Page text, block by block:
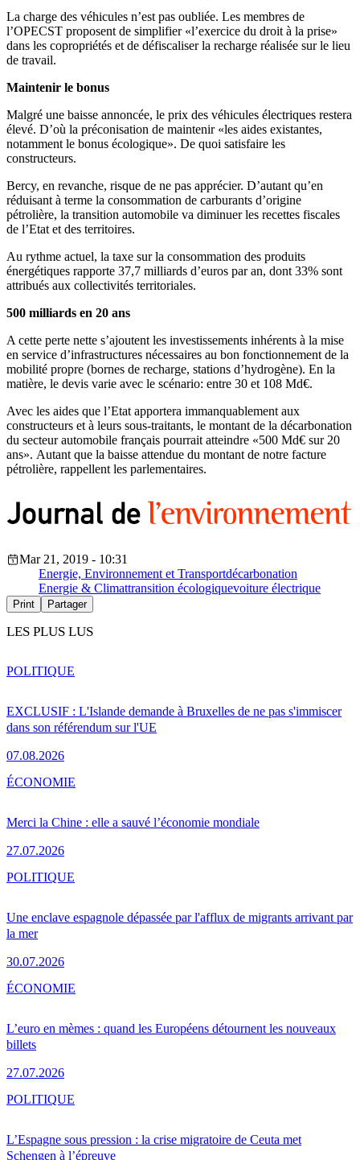
La charge des véhicules n’est pas oubliée. Les membres de
l’OPECST proposent de simplifier «l’exercice du droit à la prise»
dans les copropriétés et de défiscaliser la recharge réalisée sur le lieu
de travail.
Maintenir le bonus
Malgré une baisse annoncée, le prix des véhicules électriques restera
élevé. D’où la préconisation de maintenir «les aides existantes,
notamment le bonus écologique». De quoi satisfaire les
constructeurs.
Bercy, en revanche, risque de ne pas apprécier. D’autant qu’en
réduisant à terme la consommation de carburants d’origine
pétrolière, la transition automobile va diminuer les recettes fiscales
de l’Etat et des territoires.
Au rythme actuel, la taxe sur la consommation des produits
énergétiques rapporte 37,7 milliards d’euros par an, dont 33% sont
attribués aux collectivités territoriales.
500 milliards en 20 ans
A cette perte nette s’ajoutent les investissements inhérents à la mise
en service d’infrastructures nécessaires au bon fonctionnement de la
mobilité propre (bornes de recharge, stations d’hydrogène). En la
matière, le devis varie avec le scénario: entre 30 et 108 Md€.
Avec les aides que l’Etat apportera immanquablement aux
constructeurs et à leurs sous-traitants, le montant de la décarbonation
du secteur automobile français pourrait atteindre «500 Md€ sur 20
ans». Autant que la baisse attendue du montant de notre facture
pétrolière, rappellent les parlementaires.
Mar 21, 2019 - 10:31
Energie, Environnement et Transportdécarbonation
Energie & Climattransition écologiquevoiture électrique
Print Partager
LES PLUS LUS
EXCLUSIF : L'Islande demande à Bruxelles de ne pas s'immiscer
dans son référendum sur l'UE
07.08.2026
POLITIQUE
Merci la Chine : elle a sauvé l’économie mondiale
27.07.2026
ÉCONOMIE
Une enclave espagnole dépassée par l'afflux de migrants arrivant par
la mer
30.07.2026
POLITIQUE
L’euro en mèmes : quand les Européens détournent les nouveaux
billets
27.07.2026
ÉCONOMIE
L’Espagne sous pression : la crise migratoire de Ceuta met
Schengen à l’épreuve
POLITIQUE